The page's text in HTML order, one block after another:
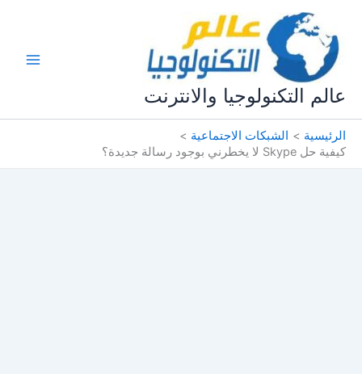
المحتوى
عالم التكنولوجيا والانترنت
الرئيسية
الشبكات الاجتماعية
كيفية حل Skype لا يخطرني بوجود رسالة جديدة؟